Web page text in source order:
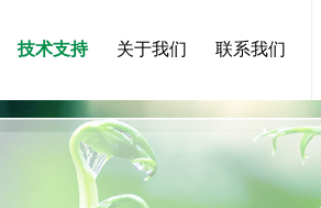
技术支持 关于我们 联系我们